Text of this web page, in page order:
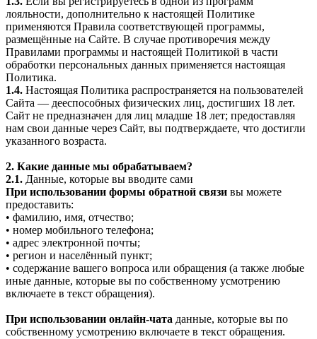
лояльности, дополнительно к настоящей Политике
применяются Правила соответствующей программы,
размещённые на Сайте. В случае противоречия между
Правилами программы и настоящей Политикой в части
обработки персональных данных применяется настоящая
Политика.
1.4. Настоящая Политика распространяется на пользователей
Сайта — дееспособных физических лиц, достигших 18 лет.
Сайт не предназначен для лиц младше 18 лет; предоставляя
нам свои данные через Сайт, вы подтверждаете, что достигли
указанного возраста.
2. Какие данные мы обрабатываем?
2.1. Данные, которые вы вводите сами
При использовании формы обратной связи вы можете
предоставить:
• фамилию, имя, отчество;
• номер мобильного телефона;
• адрес электронной почты;
• регион и населённый пункт;
• содержание вашего вопроса или обращения (а также любые
иные данные, которые вы по собственному усмотрению
включаете в текст обращения).
При использовании онлайн-чата данные, которые вы по
собственному усмотрению включаете в текст обращения.